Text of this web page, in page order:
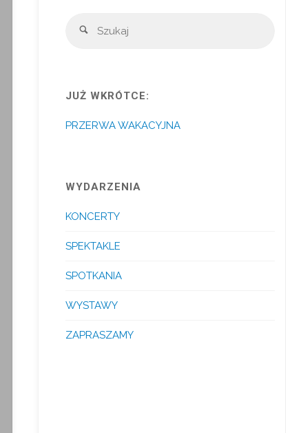
Szukaj
JUŻ WKRÓTCE:
PRZERWA WAKACYJNA
WYDARZENIA
KONCERTY
SPEKTAKLE
SPOTKANIA
WYSTAWY
ZAPRASZAMY